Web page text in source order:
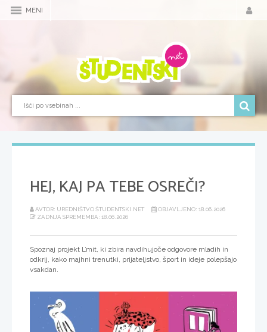
MENI
HEJ, KAJ PA TEBE OSREČI?
AVTOR: UREDNIŠTVO ŠTUDENTSKI.NET
OBJAVLJENO: 18.06.2026
ZADNJA SPREMEMBA: 18.06.2026
Spoznaj projekt L’mit, ki zbira navdihujoče odgovore mladih in
odkrij, kako majhni trenutki, prijateljstvo, šport in ideje polepšajo
vsakdan.